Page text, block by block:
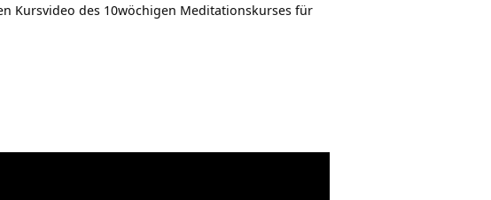
Kursvideo des 10wöchigen Meditationskurses für